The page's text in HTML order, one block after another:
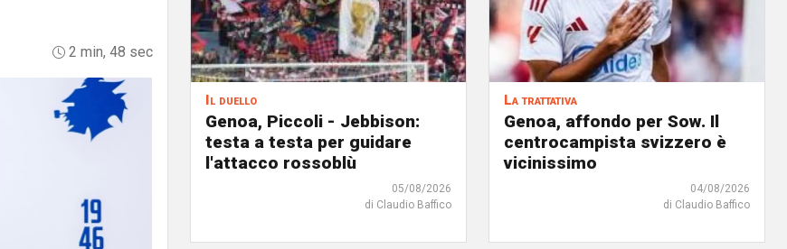
2 min, 48 sec
Il duello
Genoa, Piccoli - Jebbison:
testa a testa per guidare
l'attacco rossoblù
05/08/2026
di Claudio Baffico
La trattativa
Genoa, affondo per Sow. Il
centrocampista svizzero è
vicinissimo
04/08/2026
di Claudio Baffico